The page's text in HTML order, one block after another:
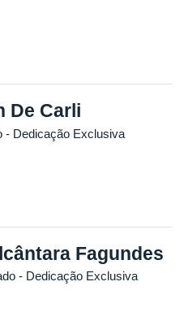
De Carli
- Dedicação Exclusiva
Fagundes
- Dedicação Exclusiva